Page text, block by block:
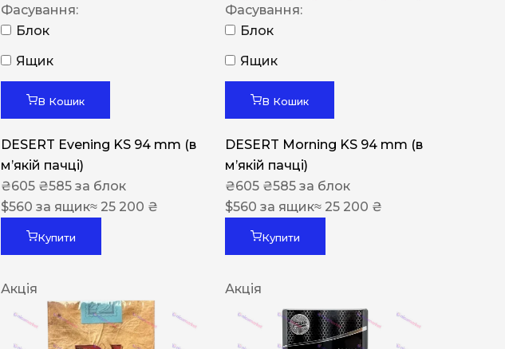
Фасування:
Блок
Ящик
В Кошик
DESERT Evening KS 94 mm (в
мʼякій пачці)
₴605 ₴585 за блок
$560 за ящик≈ 25 200 ₴
Купити
Фасування:
Блок
Ящик
В Кошик
DESERT Morning KS 94 mm (в
мʼякій пачці)
₴605 ₴585 за блок
$560 за ящик≈ 25 200 ₴
Купити
Акція Акція